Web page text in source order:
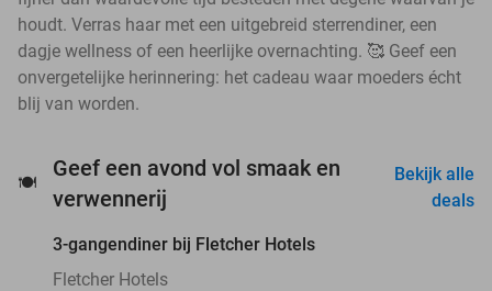
houdt. Verras haar met een uitgebreid sterrendiner, een
dagje wellness of een heerlijke overnachting. 🥰 Geef een
onvergetelijke herinnering: het cadeau waar moeders écht
blij van worden.
🍽️
Geef een avond vol smaak en
verwennerij
Bekijk alle
deals
favorite_border
3-gangendiner bij Fletcher Hotels
Fletcher Hotels